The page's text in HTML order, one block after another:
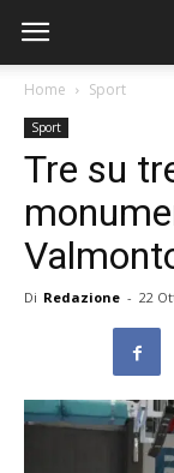
Home Sport
Sport
Tre su
Di Redazione - 22